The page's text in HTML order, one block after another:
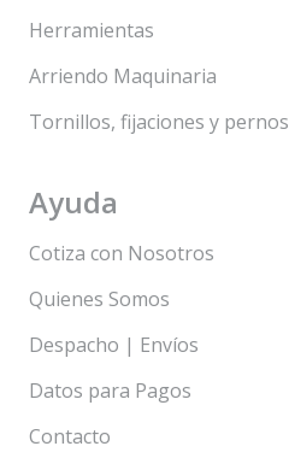
Herramientas
Arriendo Maquinaria
Tornillos, fijaciones y pernos
Ayuda
Cotiza con Nosotros
Quienes Somos
Despacho | Envíos
Datos para Pagos
Contacto